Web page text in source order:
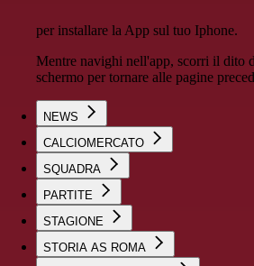
per installare la App sul tuo Iphone.
Mentre navighi nell'app, scorri il dito
schermo per tornare alle pagine
NEWS
CALCIOMERCATO
SQUADRA
PARTITE
STAGIONE
STORIA AS ROMA